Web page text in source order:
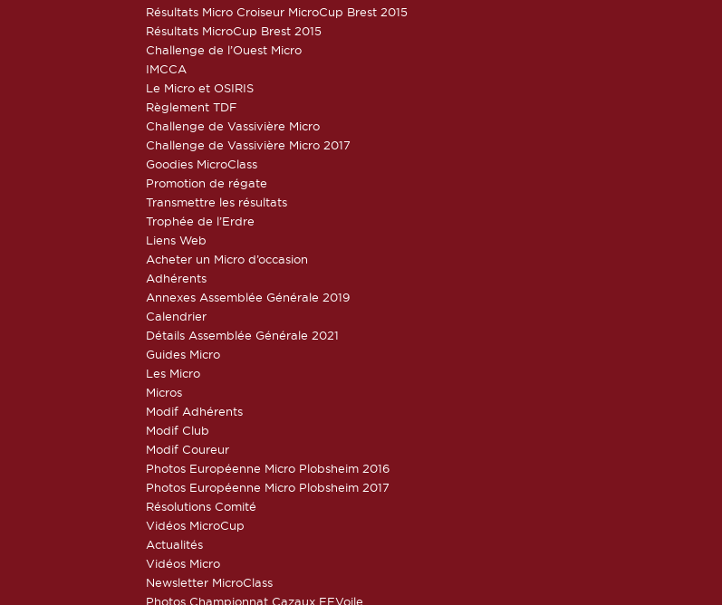
Résultats Micro Croiseur MicroCup Brest 2015
Résultats MicroCup Brest 2015
Challenge de l’Ouest Micro
IMCCA
Le Micro et OSIRIS
Règlement TDF
Challenge de Vassivière Micro
Challenge de Vassivière Micro 2017
Goodies MicroClass
Promotion de régate
Transmettre les résultats
Trophée de l’Erdre
Liens Web
Acheter un Micro d’occasion
Adhérents
Annexes Assemblée Générale 2019
Calendrier
Détails Assemblée Générale 2021
Guides Micro
Les Micro
Micros
Modif Adhérents
Modif Club
Modif Coureur
Photos Européenne Micro Plobsheim 2016
Photos Européenne Micro Plobsheim 2017
Résolutions Comité
Vidéos MicroCup
Actualités
Vidéos Micro
Newsletter MicroClass
Photos Championnat Cazaux FFVoile